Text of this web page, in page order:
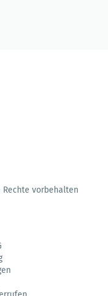
Rechte vorbehalten